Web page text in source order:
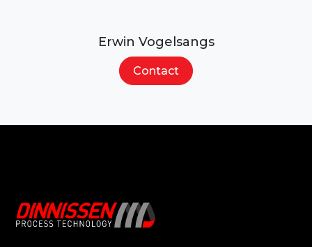
Erwin Vogelsangs
Contact